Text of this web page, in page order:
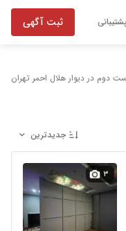
پشتیبانی ثبت آگهی
دوم در دیوار هلال احمر تهران
جدیدترین
۳